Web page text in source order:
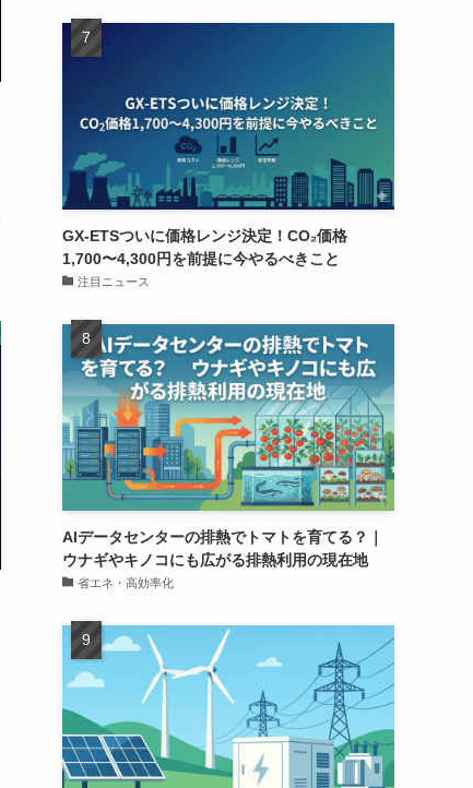
GX-ETSついに価格レンジ決定！CO₂価格
1,700〜4,300円を前提に今やるべきこと
注目ニュース
AIデータセンターの排熱でトマトを育てる？｜
ウナギやキノコにも広がる排熱利用の現在地
省エネ・高効率化